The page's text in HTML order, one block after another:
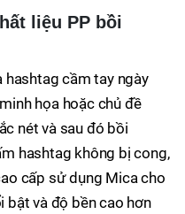
liệu PP bồi
hashtag cầm tay ngày
họa hoặc chủ đề
nét và sau đó bồi
hashtag không bị cong,
cấp sử dụng Mica cho
bật và độ bền cao hơn